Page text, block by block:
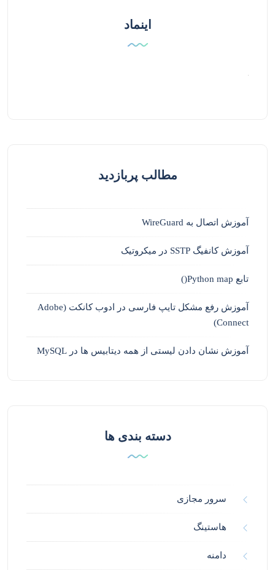
اینماد
مطالب پربازدید
آموزش اتصال به WireGuard
آموزش کانفیگ SSTP در میکروتیک
تابع Python map()
آموزش رفع مشکل تایپ فارسی در ادوب کانکت (Adobe
Connect)
آموزش نشان دادن لیستی از همه دیتابیس ها در MySQL
دسته بندی ها
سرور مجازی
هاستینگ
دامنه